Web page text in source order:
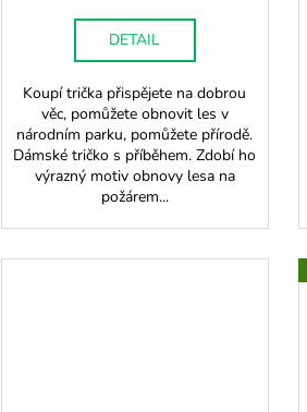
DETAIL
Koupí trička přispějete na dobrou
věc, pomůžete obnovit les v
národním parku, pomůžete přírodě.
Dámské tričko s příběhem. Zdobí ho
výrazný motiv obnovy lesa na
požárem...